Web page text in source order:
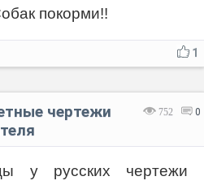
покорми!!
1
752 0
чертежи
у русских чертежи